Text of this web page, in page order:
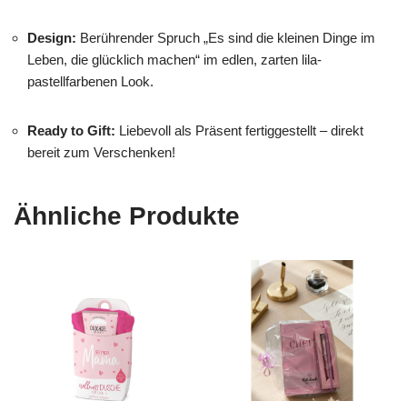
Design: Berührender Spruch „Es sind die kleinen Dinge im
Leben, die glücklich machen“ im edlen, zarten lila-
pastellfarbenen Look.
Ready to Gift: Liebevoll als Präsent fertiggestellt – direkt
bereit zum Verschenken!
Ähnliche Produkte